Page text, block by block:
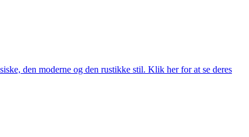
den moderne og den rustikke stil. Klik her for at se deres